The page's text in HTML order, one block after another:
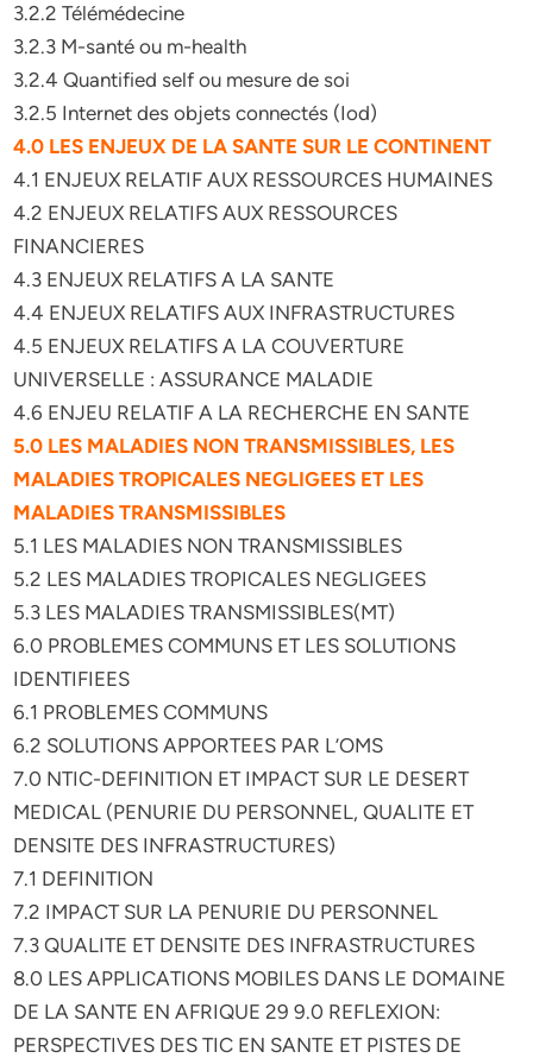
3.2.2 Télémédecine
3.2.3 M-santé ou m-health
3.2.4 Quantified self ou mesure de soi
3.2.5 Internet des objets connectés (Iod)
4.0 LES ENJEUX DE LA SANTE SUR LE CONTINENT
4.1 ENJEUX RELATIF AUX RESSOURCES HUMAINES
4.2 ENJEUX RELATIFS AUX RESSOURCES
FINANCIERES
4.3 ENJEUX RELATIFS A LA SANTE
4.4 ENJEUX RELATIFS AUX INFRASTRUCTURES
4.5 ENJEUX RELATIFS A LA COUVERTURE
UNIVERSELLE : ASSURANCE MALADIE
4.6 ENJEU RELATIF A LA RECHERCHE EN SANTE
5.0 LES MALADIES NON TRANSMISSIBLES, LES
MALADIES TROPICALES NEGLIGEES ET LES
MALADIES TRANSMISSIBLES
5.1 LES MALADIES NON TRANSMISSIBLES
5.2 LES MALADIES TROPICALES NEGLIGEES
5.3 LES MALADIES TRANSMISSIBLES(MT)
6.0 PROBLEMES COMMUNS ET LES SOLUTIONS
IDENTIFIEES
6.1 PROBLEMES COMMUNS
6.2 SOLUTIONS APPORTEES PAR L’OMS
7.0 NTIC-DEFINITION ET IMPACT SUR LE DESERT
MEDICAL (PENURIE DU PERSONNEL, QUALITE ET
DENSITE DES INFRASTRUCTURES)
7.1 DEFINITION
7.2 IMPACT SUR LA PENURIE DU PERSONNEL
7.3 QUALITE ET DENSITE DES INFRASTRUCTURES
8.0 LES APPLICATIONS MOBILES DANS LE DOMAINE
DE LA SANTE EN AFRIQUE 29 9.0 REFLEXION:
PERSPECTIVES DES TIC EN SANTE ET PISTES DE